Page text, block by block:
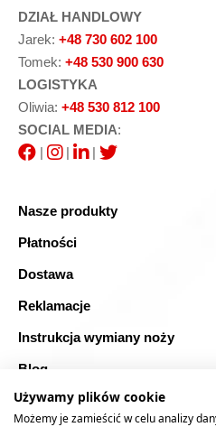
DZIAŁ HANDLOWY
Jarek: +48 730 602 100
Tomek: +48 530 900 630
LOGISTYKA
Oliwia: +48 530 812 100
SOCIAL MEDIA:
|
| |
Nasze produkty
Płatności
Dostawa
Reklamacje
Instrukcja wymiany noży
Blog
FAQ
Używamy plików cookie
Możemy je zamieścić w celu analizy